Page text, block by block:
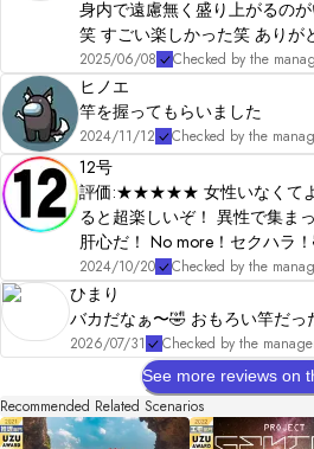
身内で遠慮無く盛り上がるの
笑 すごい楽しかった笑 ありが
2025/06/08 Checked by the
ヒノエ
竿を握ってもらいました
2024/11/12 Checked by the
12号
評価:★★★★★ 女性いなくてよ
ると超楽しいぞ！ 異性で集ま
肝心だ！ No more！セクハラ
2024/10/20 Checked by the
ひまり
バカだなぁ〜🤣 おもろい竿だっ
2026/07/31 Checked by the
See more reviews on
Recommended Related Scenarios